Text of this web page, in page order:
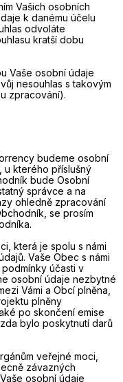
Vašich osobních
k danému účelu
odvoláte
kratší dobu
Vaše osobní údaje
nesouhlas s takovým
zpracování).
budeme osobní
u kterého příslušný
bude Osobní
správce a na
ohledně zpracování
se prosím
která je spolu s námi
Vaše Obec s námi
účasti v
osobní údaje nezbytné
Vámi a Obcí plněna,
plněny
po skončení emise
bylo poskytnutí darů
veřejné moci,
závazných
osobní údaje